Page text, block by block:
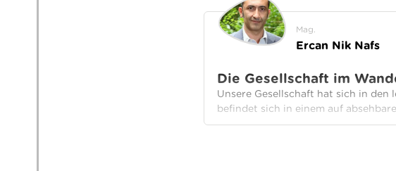
Mag.
Ercan Nik Nafs
Die Gesellschaft im
Unsere Gesellschaft hat sich in
befindet sich in einem auf